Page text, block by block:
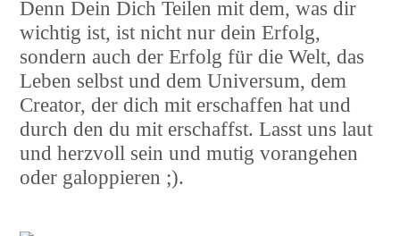
Denn Dein Dich Teilen mit dem, was dir
wichtig ist, ist nicht nur dein Erfolg,
sondern auch der Erfolg für die Welt, das
Leben selbst und dem Universum, dem
Creator, der dich mit erschaffen hat und
durch den du mit erschaffst. Lasst uns laut
und herzvoll sein und mutig vorangehen
oder galoppieren ;).